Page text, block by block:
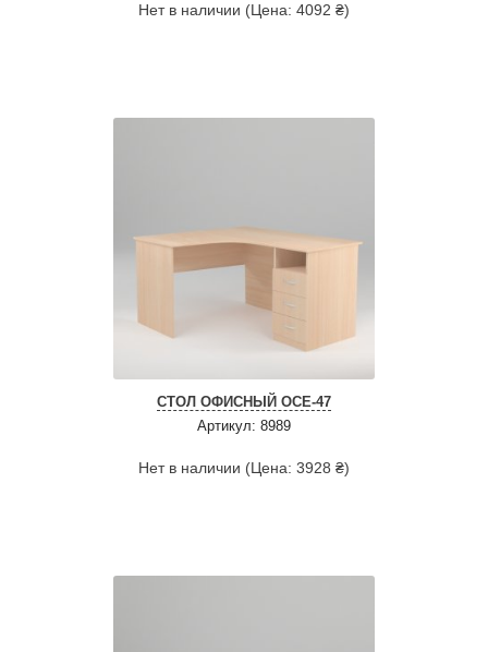
Нет в наличии (Цена: 4092 ₴)
СТОЛ ОФИСНЫЙ ОСЕ-47
Артикул: 8989
Нет в наличии (Цена: 3928 ₴)